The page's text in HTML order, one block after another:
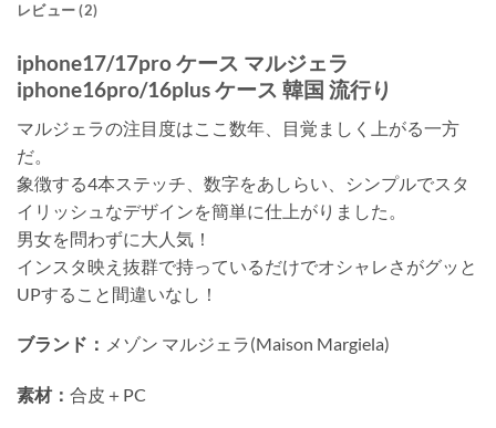
レビュー (2)
iphone17/17pro ケース マルジェラ
iphone16pro/16plus ケース 韓国 流行り
マルジェラの注目度はここ数年、目覚ましく上がる一方
だ。
象徴する4本ステッチ、数字をあしらい、シンプルでスタ
イリッシュなデザインを簡単に仕上がりました。
男女を問わずに大人気！
インスタ映え抜群で持っているだけでオシャレさがグッと
UPすること間違いなし！
ブランド： メゾン マルジェラ(Maison Margiela)
素材： 合皮＋PC